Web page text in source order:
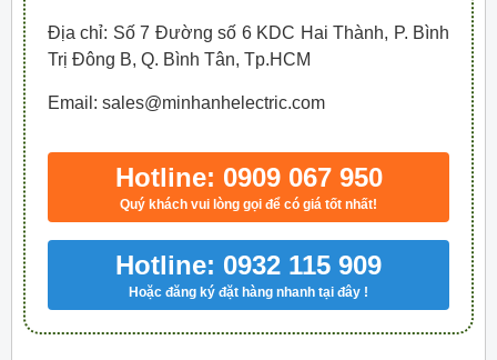
Địa chỉ: Số 7 Đường số 6 KDC Hai Thành, P. Bình
Trị Đông B, Q. Bình Tân, Tp.HCM
Email: sales@minhanhelectric.com
Hotline: 0909 067 950
Quý khách vui lòng gọi để có giá tốt nhất!
Hotline: 0932 115 909
Hoặc đăng ký đặt hàng nhanh tại đây !